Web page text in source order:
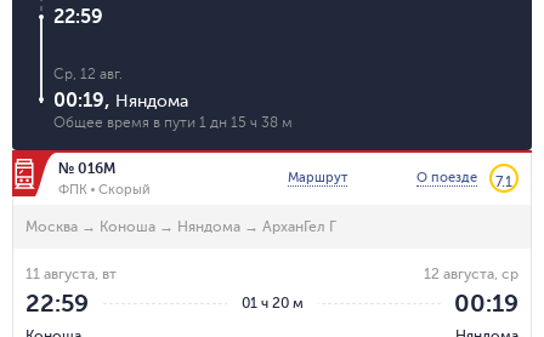
22:59
Ср, 12 авг.
00:19, Няндома
Общее время в пути 1 дн 15 ч 38 м
№ 016М
ФПК Скорый
Маршрут О поезде 7.1
Москва → Коноша → Няндома → АрханГел Г
01 ч 20 м
11 августа, вт
22:59
12 августа, ср
00:19